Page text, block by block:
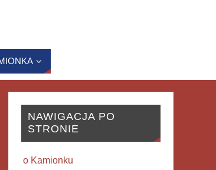
NAWIGACJA PO
STRONIE
o Kamionku